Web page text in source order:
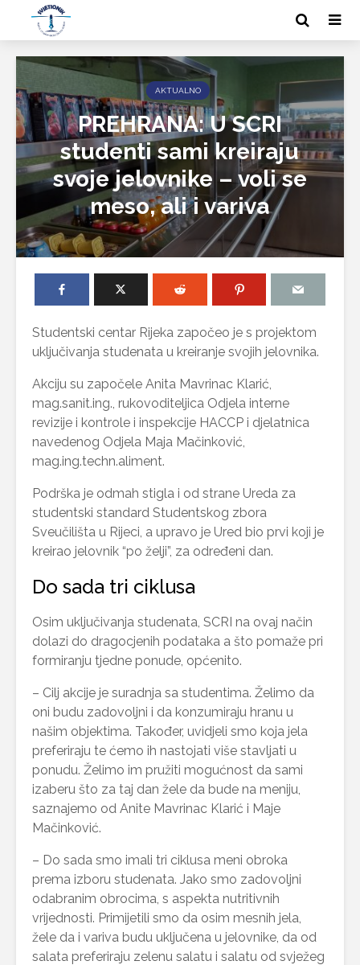
AKTUALNO
PREHRANA: U SCRI
studenti sami kreiraju
svoje jelovnike – voli se
meso, ali i variva
Studentski centar Rijeka započeo je s projektom
uključivanja studenata u kreiranje svojih jelovnika.
Akciju su započele Anita Mavrinac Klarić,
mag.sanit.ing., rukovoditeljica Odjela interne
revizije i kontrole i inspekcije HACCP i djelatnica
navedenog Odjela Maja Mačinković,
mag.ing.techn.aliment.
Podrška je odmah stigla i od strane Ureda za
studentski standard Studentskog zbora
Sveučilišta u Rijeci, a upravo je Ured bio prvi koji je
kreirao jelovnik “po želji”, za određeni dan.
Do sada tri ciklusa
Osim uključivanja studenata, SCRI na ovaj način
dolazi do dragocjenih podataka a što pomaže pri
formiranju tjedne ponude, općenito.
– Cilj akcije je suradnja sa studentima. Želimo da
oni budu zadovoljni i da konzumiraju hranu u
našim objektima. Također, uvidjeli smo koja jela
preferiraju te ćemo ih nastojati više stavljati u
ponudu. Želimo im pružiti mogućnost da sami
izaberu što za taj dan žele da bude na meniju,
saznajemo od Anite Mavrinac Klarić i Maje
Mačinković.
– Do sada smo imali tri ciklusa meni obroka
prema izboru studenata. Jako smo zadovoljni
odabranim obrocima, s aspekta nutritivnih
vrijednosti. Primijetili smo da osim mesnih jela,
žele da i variva budu uključena u jelovnike, da od
salata preferiraju zelenu salatu i salatu od svježeg